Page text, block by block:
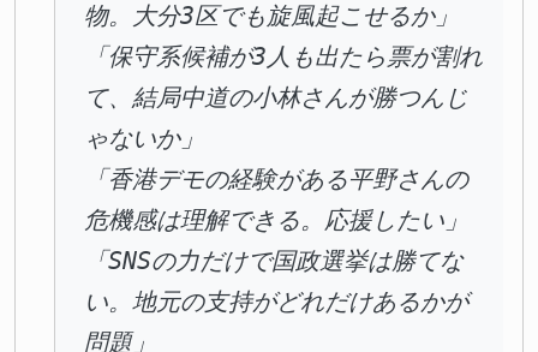
物。大分3区でも旋風起こせるか」
「保守系候補が3人も出たら票が割れ
て、結局中道の小林さんが勝つんじ
ゃないか」
「香港デモの経験がある平野さんの
危機感は理解できる。応援したい」
「SNSの力だけで国政選挙は勝てな
い。地元の支持がどれだけあるかが
問題」